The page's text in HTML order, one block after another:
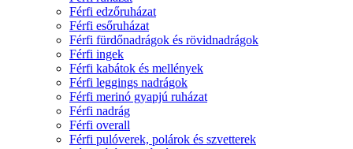
Férfi edzőruházat
Férfi esőruházat
Férfi fürdőnadrágok és rövidnadrágok
Férfi ingek
Férfi kabátok és mellények
Férfi leggings nadrágok
Férfi merinó gyapjú ruházat
Férfi nadrág
Férfi overall
Férfi pulóverek, polárok és szvetterek